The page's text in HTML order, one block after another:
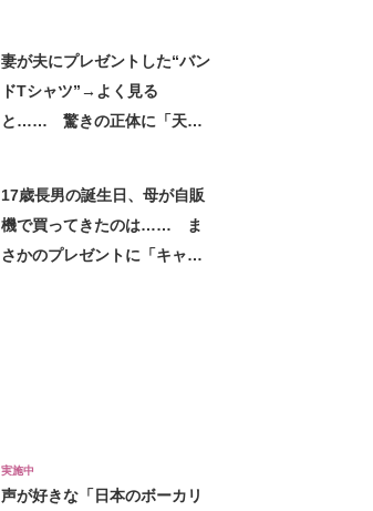
妻が夫にプレゼントした“バン
ドTシャツ”→よく見る
と…… 驚きの正体に「天
17歳長男の誕生日、母が自販
機で買ってきたのは…… ま
さかのプレゼントに「キャー
実施中
声が好きな「日本のボーカリ